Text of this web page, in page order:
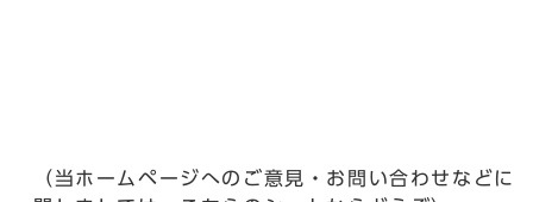
（当ホームページへのご意見・お問い合わせなどに